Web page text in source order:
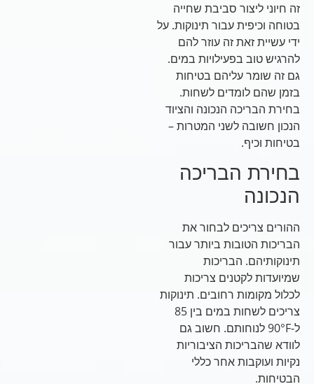
זה חיוני ליצור סביבת שחייה
בטוחה וכיפית עבור תינוקות. על
ידי עשיית זאת זה עוזר להם
להרגיש טוב בפעילויות במים.
גם זה שומר עליהם בטיחות
בזמן שהם לומדים לשחות.
בחירת הבריכה הנכונה והציוד
הנכון חשובה לשני המטרות –
בטיחות וכיף.
בחירת הבריכה
הנכונה
ההורים צריכים לבחור את
הבריכות הטובות ביותר עבור
תינוקותיהם. הבריכות
שמיועדות לקטנים צריכות
לכלול מקומות רחובים. תינוקות
צריכים לשחות במים בין 85
ל-90°F לנוחותם. חשוב גם
לוודא שהבריכות הציבוריות
נקיות ועוקבות אחר כללי
הבטיחות.